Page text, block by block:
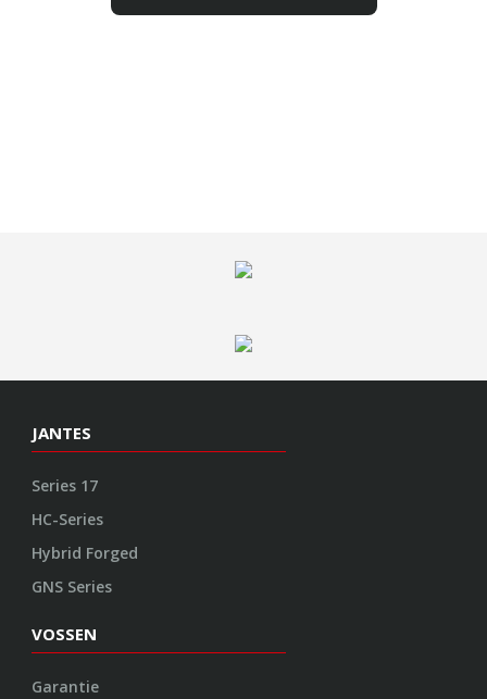
JANTES
Series 17
HC-Series
Hybrid Forged
GNS Series
VOSSEN
Garantie